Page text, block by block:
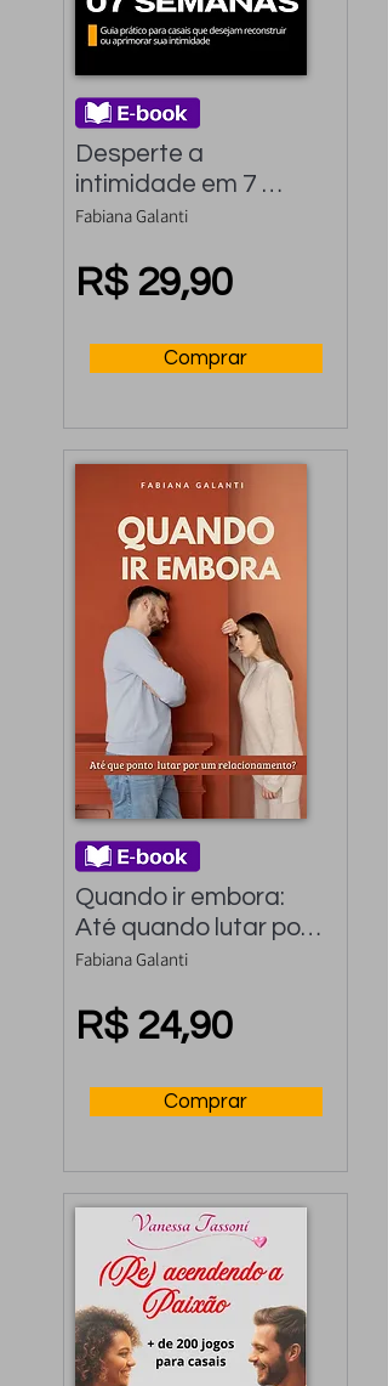
Desperte a
intimidade em 7
semanas: Guia
que desejam
reconstruir ou
intimidade.
Fabiana Galanti
R$ 29,90
Comprar
Quando ir embora:
Até quando lutar por
um relacionamento
Fabiana Galanti
R$ 24,90
Comprar